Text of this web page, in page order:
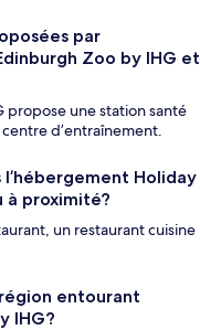
par
Zoo by IHG et
propose une station santé
d’entraînement.
Holiday
à proximité?
un restaurant cuisine
entourant
IHG?